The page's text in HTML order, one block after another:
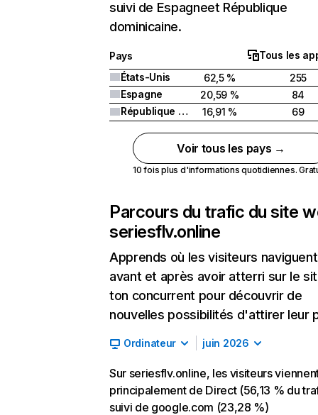
suivi de Espagneet République
dominicaine.
Pays
Tous les
États-Unis
62,5 %
255
Espagne
20,59 %
84
République dominicaine
16,91 % 69
Voir tous les pays →
10 fois plus d'informations quotidiennes.
Parcours du trafic du site
seriesflv.online
Apprends où les visiteurs naviguent
avant et après avoir atterri sur le
ton concurrent pour découvrir de
nouvelles possibilités d'attirer leur
Ordinateur juin 2026
Sur seriesflv.online, les visiteurs
principalement de Direct (56,13 % du
suivi de google.com (23,28 %)